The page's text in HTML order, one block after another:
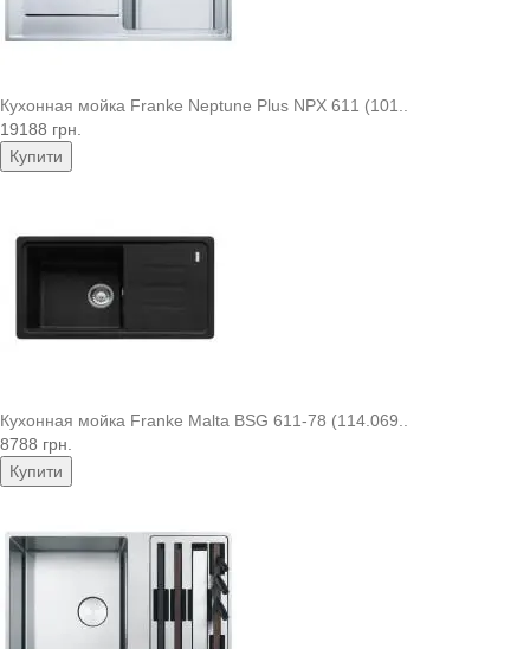
Кухонная мойка Franke Neptune Plus NPX 611 (101..
19188 грн.
Купити
Кухонная мойка Franke Malta BSG 611-78 (114.069..
8788 грн.
Купити